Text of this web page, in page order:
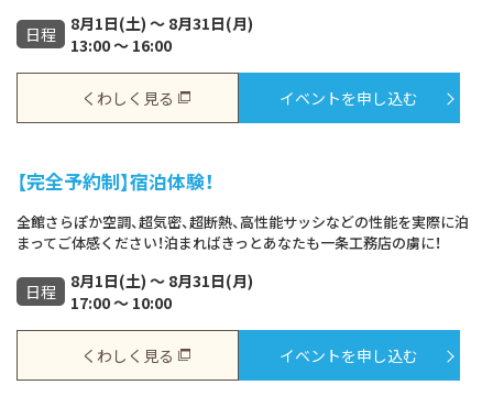
日程
8月1日(土) ～ 8月31日(月)
13:00 ～ 16:00
くわしく見る イベントを申し込む
【完全予約制】宿泊体験！
全館さらぽか空調、超気密、超断熱、高性能サッシなどの性能を実際に泊
まってご体感ください！泊まればきっとあなたも一条工務店の虜に！
日程
8月1日(土) ～ 8月31日(月)
17:00 ～ 10:00
くわしく見る イベントを申し込む